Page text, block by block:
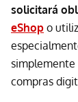
solicitará
eShop o
simplemente
compras